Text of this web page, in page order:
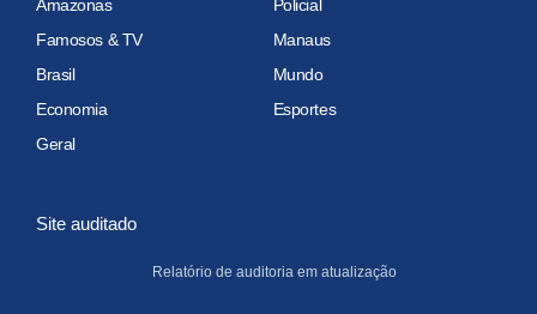
Amazonas
Policial
Famosos & TV
Manaus
Brasil
Mundo
Economia
Esportes
Geral
Site auditado
Relatório de auditoria em atualização